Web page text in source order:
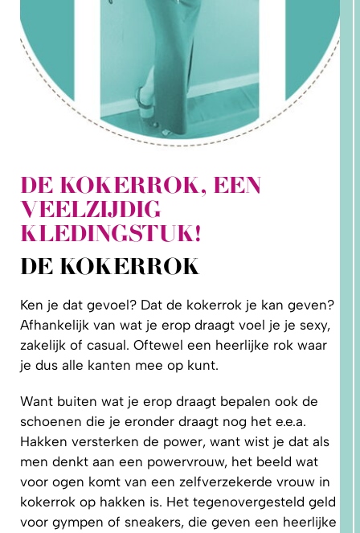
DE KOKERROK, EEN
VEELZIJDIG
KLEDINGSTUK!
DE KOKERROK
Ken je dat gevoel? Dat de kokerrok je kan geven?
Afhankelijk van wat je erop draagt voel je je sexy,
zakelijk of casual. Oftewel een heerlijke rok waar
je dus alle kanten mee op kunt.
Want buiten wat je erop draagt bepalen ook de
schoenen die je eronder draagt nog het e.e.a.
Hakken versterken de power, want wist je dat als
men denkt aan een powervrouw, het beeld wat
voor ogen komt van een zelfverzekerde vrouw in
kokerrok op hakken is. Het tegenovergesteld geld
voor gympen of sneakers, die geven een heerlijke
5.
TIPS EN
TUTORIALS